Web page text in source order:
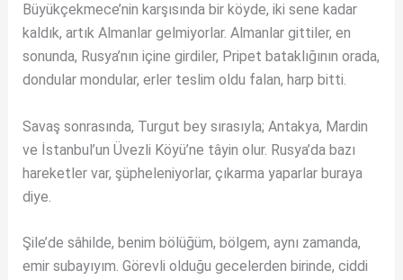
Büyükçekmece’nin karşısında bir köyde, iki sene kadar
kaldık, artık Almanlar gelmiyorlar. Almanlar gittiler, en
sonunda, Rusya’nın içine girdiler, Pripet bataklığının orada,
dondular mondular, erler teslim oldu falan, harp bitti.
Savaş sonrasında, Turgut bey sırasıyla; Antakya, Mardin
ve İstanbul’un Üvezli Köyü’ne tâyin olur. Rusya’da bazı
hareketler var, şüpheleniyorlar, çıkarma yaparlar buraya
diye.
Şile’de sâhilde, benim bölüğüm, bölgem, aynı zamanda,
emir subayıyım. Görevli olduğu gecelerden birinde, ciddi